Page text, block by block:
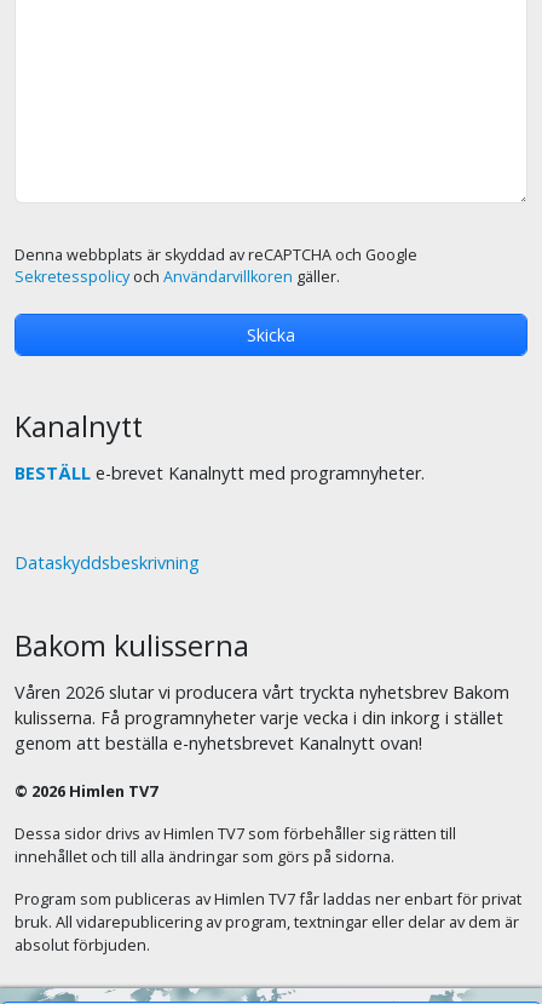
Denna webbplats är skyddad av reCAPTCHA och Google
Sekretesspolicyoch Användarvillkoren gäller.
Kanalnytt
BESTÄLL e-brevet Kanalnytt med programnyheter.
Dataskyddsbeskrivning
Bakom kulisserna
Våren 2026 slutar vi producera vårt tryckta nyhetsbrev Bakom
kulisserna. Få programnyheter varje vecka i din inkorg i stället
genom att beställa e-nyhetsbrevet Kanalnytt ovan!
© 2026 Himlen TV7
Dessa sidor drivs av Himlen TV7 som förbehåller sig rätten till
innehållet och till alla ändringar som görs på sidorna.
Program som publiceras av Himlen TV7 får laddas ner enbart för privat
bruk. All vidarepublicering av program, textningar eller delar av dem är
absolut förbjuden.